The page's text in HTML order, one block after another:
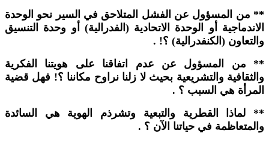
** من المسؤول عن الفشل المتلاحق في السير نحو الوحدة
الاندماجية أو الوحدة الاتحادية (الفدرالية) أو وحدة التنسيق
والتعاون (الكنفدرالية) ؟! .
** من المسؤول عن عدم اتفاقنا على هويتنا الفكرية
والثقافية والتشريعية بحيث لا زلنا نراوح مكاننا ؟! فهل قضية
المرأة هي السبب ؟ .
** لماذا القطرية والتبعية وتشرذم الهوية هي السائدة
والمتعاظمة في حياتنا الآن ؟ .